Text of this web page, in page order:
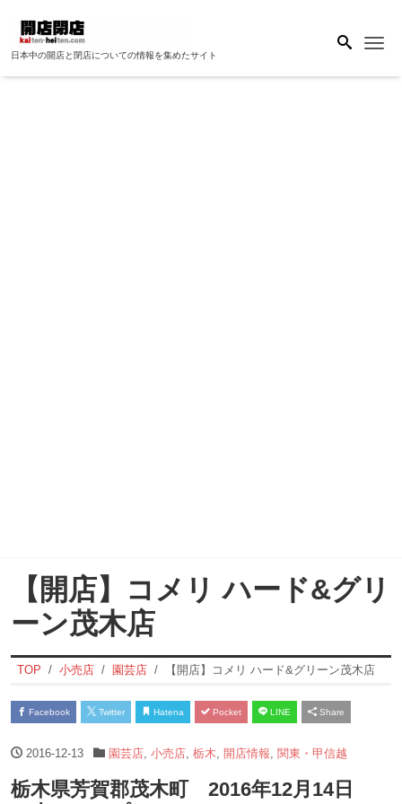
日本中の開店と閉店についての情報を集めたサイト
【開店】コメリ ハード&グリ
ーン茂木店
TOP 小売店 園芸店 【開店】コメリ ハード&グリーン茂木店
Facebook Twitter Hatena Pocket LINE Share
2016-12-13 園芸店, 小売店, 栃木 開店情報 関東・甲信越
栃木県芳賀郡茂木町 2016年12月14日